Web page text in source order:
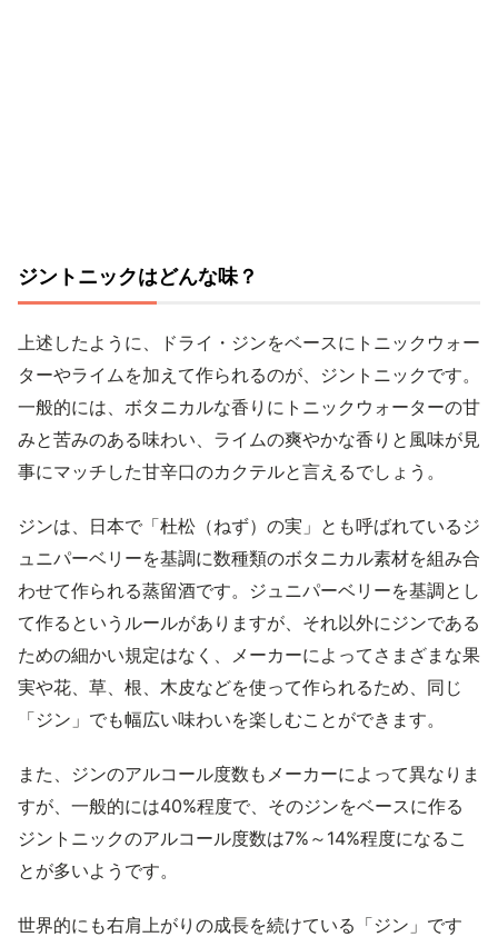
ジントニックはどんな味？
上述したように、ドライ・ジンをベースにトニックウォー
ターやライムを加えて作られるのが、ジントニックです。
一般的には、ボタニカルな香りにトニックウォーターの甘
みと苦みのある味わい、ライムの爽やかな香りと風味が見
事にマッチした甘辛口のカクテルと言えるでしょう。
ジンは、日本で「杜松（ねず）の実」とも呼ばれているジ
ュニパーベリーを基調に数種類のボタニカル素材を組み合
わせて作られる蒸留酒です。ジュニパーベリーを基調とし
て作るというルールがありますが、それ以外にジンである
ための細かい規定はなく、メーカーによってさまざまな果
実や花、草、根、木皮などを使って作られるため、同じ
「ジン」でも幅広い味わいを楽しむことができます。
また、ジンのアルコール度数もメーカーによって異なりま
すが、一般的には40%程度で、そのジンをベースに作る
ジントニックのアルコール度数は7%～14%程度になるこ
とが多いようです。
世界的にも右肩上がりの成長を続けている「ジン」です